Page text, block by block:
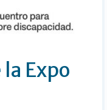
Expo